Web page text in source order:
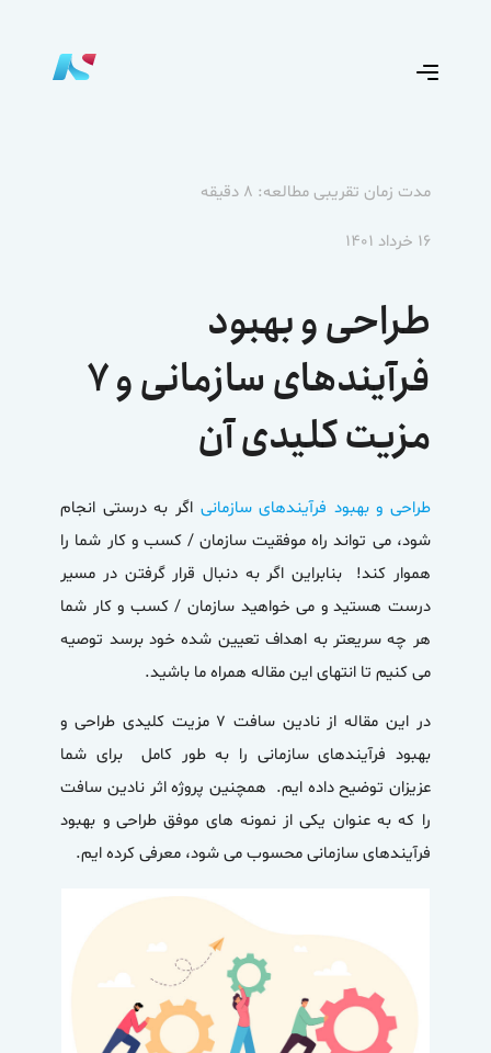
مدت زمان تقریبی مطالعه: ۸ دقیقه
۱۶ خرداد ۱۴۰۱
طراحی و بهبود
فرآیندهای سازمانی و ۷
مزیت کلیدی آن
طراحی و بهبود فرآیندهای سازمانی اگر به درستی انجام
شود، می تواند راه موفقیت سازمان / کسب و کار شما را
هموار کند! بنابراین اگر به دنبال قرار گرفتن در مسیر
درست هستید و می خواهید سازمان / کسب و کار شما
هر چه سریعتر به اهداف تعیین شده خود برسد توصیه
می کنیم تا انتهای این مقاله همراه ما باشید.
در این مقاله از نادین سافت ۷ مزیت کلیدی طراحی و
بهبود فرآیندهای سازمانی را به طور کامل برای شما
عزیزان توضیح داده ایم. همچنین پروژه اثر نادین سافت
را که به عنوان یکی از نمونه های موفق طراحی و بهبود
فرآیندهای سازمانی محسوب می شود، معرفی کرده ایم.